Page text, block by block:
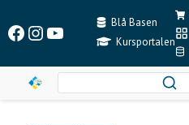
content
Facebook
Instagram
YouTubeBlå Basen
Kursportalen